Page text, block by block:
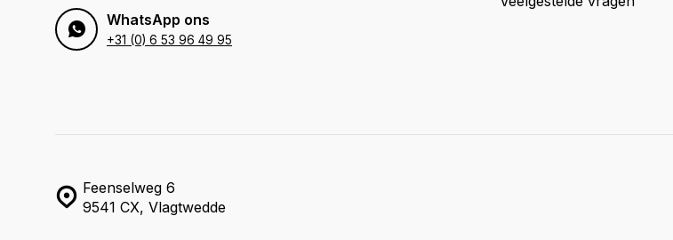
WhatsApp ons
+31 (0) 6 53 96 49 95
Feenselweg 6
9541 CX, Vlagtwedde